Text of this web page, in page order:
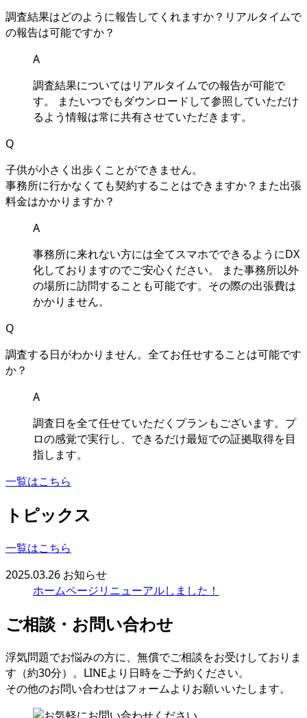
調査結果はどのように報告してくれますか？リアルタイムで
の報告は可能ですか？
A
調査結果についてはリアルタイムでの報告が可能で
す。
またいつでもダウンロードして参照していただけ
るよう情報は常に共有させていただきます。
Q
⼦供が⼩さく出歩くことができません。
事務所に⾏かなくても契約することはできますか？また出張
料⾦はかかりますか？
A
事務所に来れない⽅には全てスマホでできるようにDX
化しておりますのでご安⼼ください。
また事務所以外
の場所に訪問することも可能です。 その際の出張費は
かかりません。
Q
調査する⽇がわかりません。 全てお任せすることは可能です
か？
A
調査⽇を全て任せていただくプランもございます。 プ
ロの感覚で実⾏し、 できるだけ最短での証拠取得を⽬
指します。
一覧はこちら
トピックス
一覧はこちら
2025.03.26 お知らせ
ホームページリニューアルしました！
ご相談・お問い合わせ
浮気問題でお悩みの方に、 無償でご相談をお受けしておりま
す（約30分） 。 LINEより日時をご予約ください。
その他のお問い合わせはフォームよりお願いいたします。